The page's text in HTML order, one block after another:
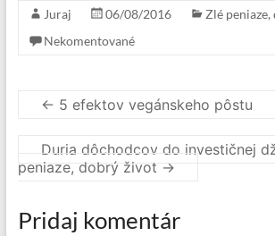
Juraj 06/08/2016
Zlé
Nekomentované
← 5 efektov vegánskeho pôstu
Duria dôchodcov do investičnej
peniaze, dobrý život →
Pridaj komentár